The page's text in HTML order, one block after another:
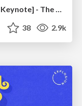
38 2.9k